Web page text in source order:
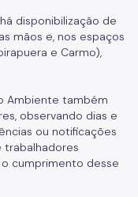
disponibilização de
mãos e, nos espaços
e Carmo),
Ambiente também
observando dias e
ou notificações
trabalhadores
cumprimento desse